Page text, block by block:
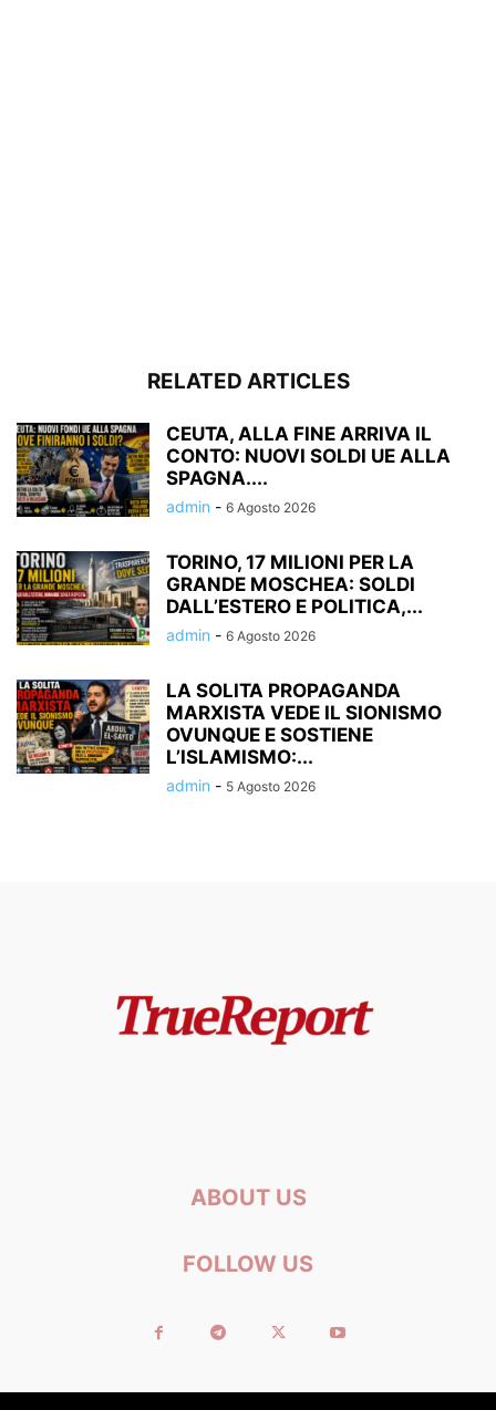
RELATED ARTICLES
CEUTA, ALLA FINE ARRIVA IL
CONTO: NUOVI SOLDI UE ALLA
SPAGNA....
admin - 6 Agosto 2026
TORINO, 17 MILIONI PER LA
GRANDE MOSCHEA: SOLDI
DALL’ESTERO E POLITICA,...
admin - 6 Agosto 2026
LA SOLITA PROPAGANDA
MARXISTA VEDE IL SIONISMO
OVUNQUE E SOSTIENE
L’ISLAMISMO:...
admin - 5 Agosto 2026
ABOUT US
FOLLOW US